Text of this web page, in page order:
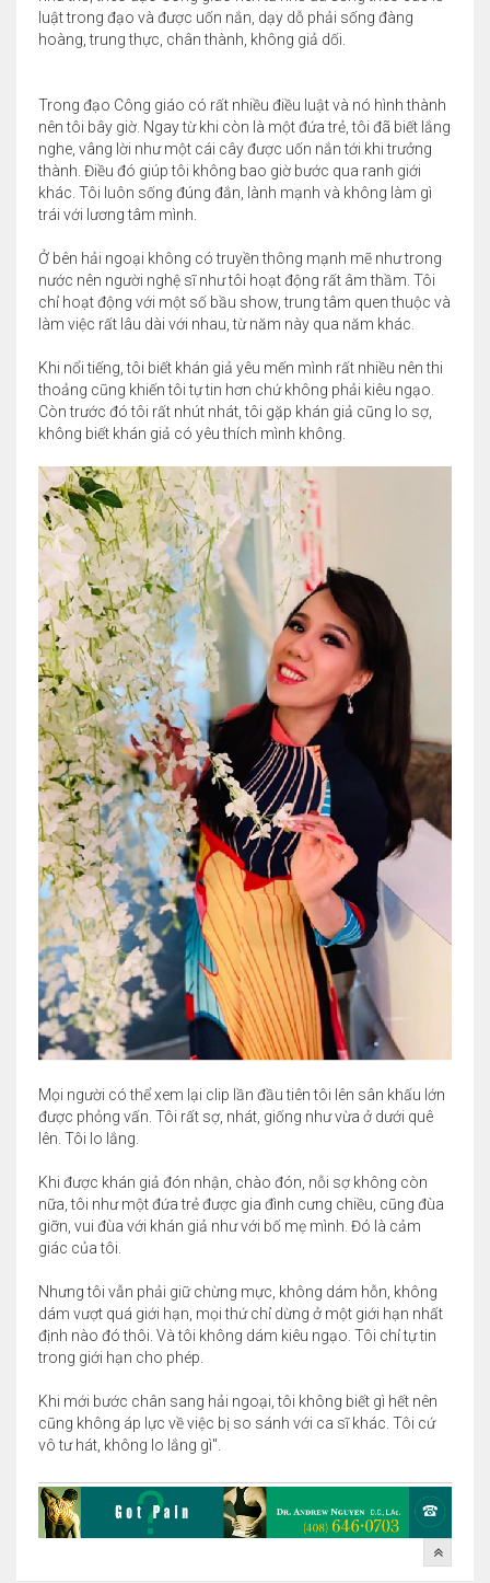
luật trong đạo và được uốn nắn, dạy dỗ phải sống đàng
hoàng, trung thực, chân thành, không giả dối.
Trong đạo Công giáo có rất nhiều điều luật và nó hình thành
nên tôi bây giờ. Ngay từ khi còn là một đứa trẻ, tôi đã biết lắng
nghe, vâng lời như một cái cây được uốn nắn tới khi trưởng
thành. Điều đó giúp tôi không bao giờ bước qua ranh giới
khác. Tôi luôn sống đúng đắn, lành mạnh và không làm gì
trái với lương tâm mình.
Ở bên hải ngoại không có truyền thông mạnh mẽ như trong
nước nên người nghệ sĩ như tôi hoạt động rất âm thầm. Tôi
chỉ hoạt động với một số bầu show, trung tâm quen thuộc và
làm việc rất lâu dài với nhau, từ năm này qua năm khác.
Khi nổi tiếng, tôi biết khán giả yêu mến mình rất nhiều nên thi
thoảng cũng khiến tôi tự tin hơn chứ không phải kiêu ngạo.
Còn trước đó tôi rất nhút nhát, tôi gặp khán giả cũng lo sợ,
không biết khán giả có yêu thích mình không.
Mọi người có thể xem lại clip lần đầu tiên tôi lên sân khấu lớn
được phỏng vấn. Tôi rất sợ, nhát, giống như vừa ở dưới quê
lên. Tôi lo lắng.
Khi được khán giả đón nhận, chào đón, nỗi sợ không còn
nữa, tôi như một đứa trẻ được gia đình cưng chiều, cũng đùa
giỡn, vui đùa với khán giả như với bố mẹ mình. Đó là cảm
giác của tôi.
Nhưng tôi vẫn phải giữ chừng mực, không dám hỗn, không
dám vượt quá giới hạn, mọi thứ chỉ dừng ở một giới hạn nhất
định nào đó thôi. Và tôi không dám kiêu ngạo. Tôi chỉ tự tin
trong giới hạn cho phép.
Khi mới bước chân sang hải ngoại, tôi không biết gì hết nên
cũng không áp lực về việc bị so sánh với ca sĩ khác. Tôi cứ
vô tư hát, không lo lắng gì".